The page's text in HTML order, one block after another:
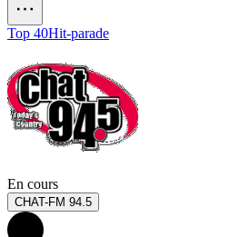
Top 40Hit-parade
En cours
CHAT-FM 94.5